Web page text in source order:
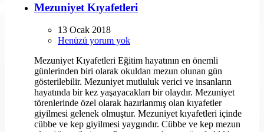
Mezuniyet Kıyafetleri
13 Ocak 2018
Henüzü yorum yok
Mezuniyet Kıyafetleri Eğitim hayatının en önemli
günlerinden biri olarak okuldan mezun olunan gün
gösterilebilir. Mezuniyet mutluluk verici ve insanların
hayatında bir kez yaşayacakları bir olaydır. Mezuniyet
törenlerinde özel olarak hazırlanmış olan kıyafetler
giyilmesi gelenek olmuştur. Mezuniyet kıyafetleri içinde
cübbe ve kep giyilmesi yaygındır. Cübbe ve kep mezun